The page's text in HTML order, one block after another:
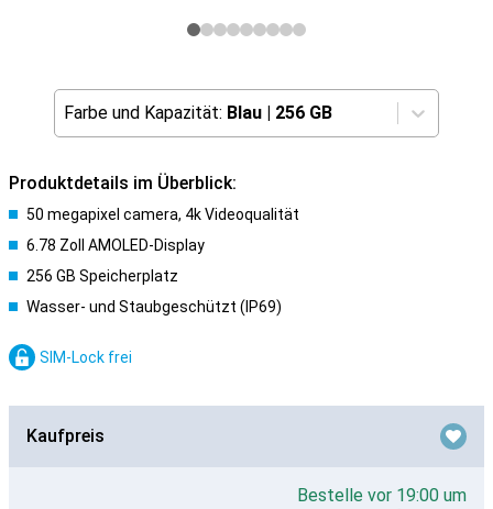
Farbe und Kapazität: Blau | 256 GB
Produktdetails im Überblick:
50 megapixel camera, 4k Videoqualität
6.78 Zoll AMOLED-Display
256 GB Speicherplatz
Wasser- und Staubgeschützt (IP69)
SIM-Lock frei
Kaufpreis
Bestelle vor 19:00 um